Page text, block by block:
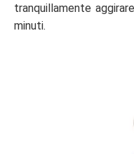
tranquillamente
minuti.